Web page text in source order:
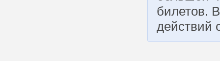
билетов.
действий